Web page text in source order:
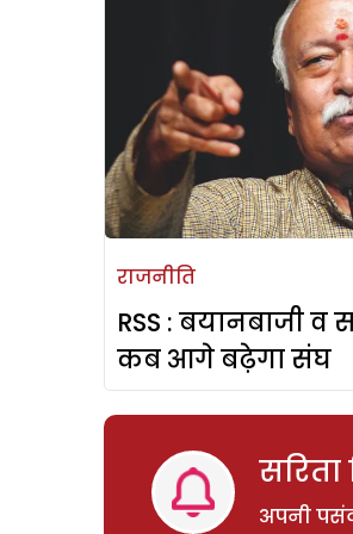
राजनीति
RSS : बयानबाजी
कब आगे बढ़ेगा संघ
अपनी